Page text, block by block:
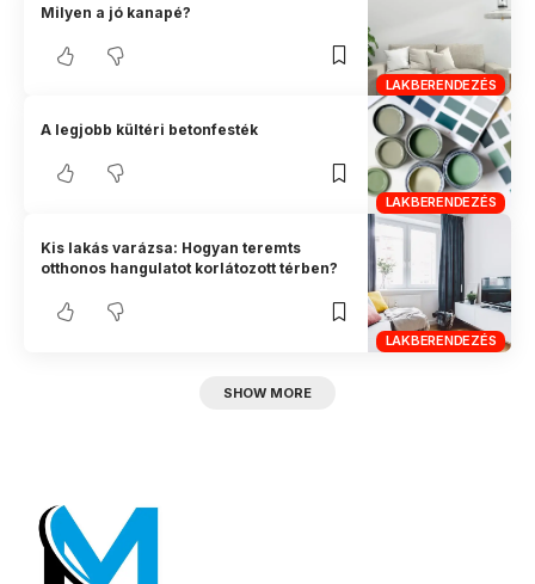
LAKBERENDEZÉS
Milyen a jó kanapé?
LAKBERENDEZÉS
A legjobb kültéri betonfesték
LAKBERENDEZÉS
Kis lakás varázsa: Hogyan teremts
otthonos hangulatot korlátozott térben?
SHOW MORE